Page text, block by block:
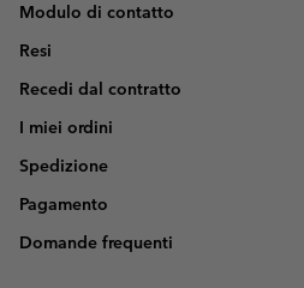
Modulo di contatto
Resi
Recedi dal contratto
I miei ordini
Spedizione
Pagamento
Domande frequenti